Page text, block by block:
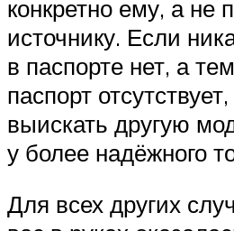
конкретно ему, а не
источнику. Если
в паспорте нет, а
паспорт
выискать другую
у более надёжного
Для всех других